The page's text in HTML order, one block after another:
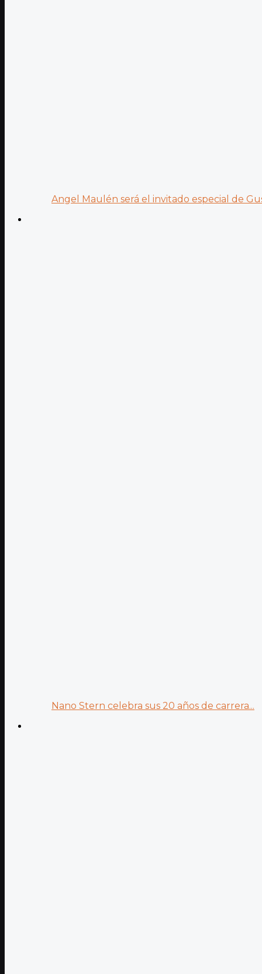
Angel Maulén será el invitado especial de
Nano Stern celebra sus 20 años de carrera...